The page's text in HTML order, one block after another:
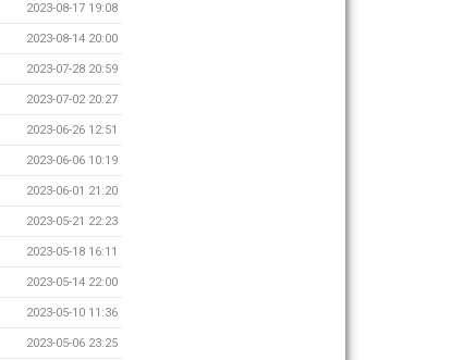
2023-08-17 19:08
2023-08-14 20:00
2023-07-28 20:59
2023-07-02 20:27
2023-06-26 12:51
2023-06-06 10:19
2023-06-01 21:20
2023-05-21 22:23
2023-05-18 16:11
2023-05-14 22:00
2023-05-10 11:36
2023-05-06 23:25